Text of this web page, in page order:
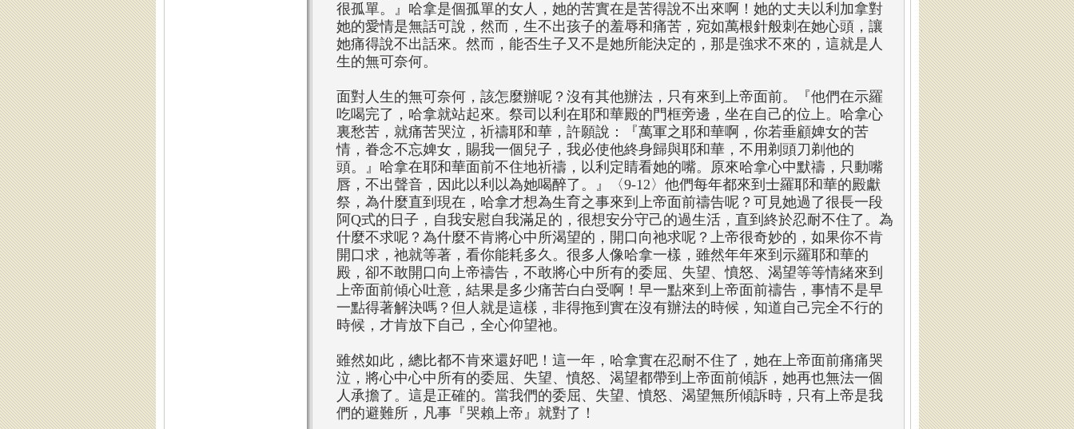
很孤單。』哈拿是個孤單的女人，她的苦實在是苦得說不出來啊！她的丈夫以利加拿對
她的愛情是無話可說，然而，生不出孩子的羞辱和痛苦，宛如萬根針般刺在她心頭，讓
她痛得說不出話來。然而，能否生子又不是她所能決定的，那是強求不來的，這就是人
生的無可奈何。
面對人生的無可奈何，該怎麼辦呢？沒有其他辦法，只有來到上帝面前。『他們在示羅
吃喝完了，哈拿就站起來。祭司以利在耶和華殿的門框旁邊，坐在自己的位上。哈拿心
裏愁苦，就痛苦哭泣，祈禱耶和華，許願說：『萬軍之耶和華啊，你若垂顧婢女的苦
情，眷念不忘婢女，賜我一個兒子，我必使他終身歸與耶和華，不用剃頭刀剃他的
頭。』哈拿在耶和華面前不住地祈禱，以利定睛看她的嘴。原來哈拿心中默禱，只動嘴
唇，不出聲音，因此以利以為她喝醉了。』〈9-12〉他們每年都來到士羅耶和華的殿獻
祭，為什麼直到現在，哈拿才想為生育之事來到上帝面前禱告呢？可見她過了很長一段
阿Q式的日子，自我安慰自我滿足的，很想安分守己的過生活，直到終於忍耐不住了。為
什麼不求呢？為什麼不肯將心中所渴望的，開口向祂求呢？上帝很奇妙的，如果你不肯
開口求，祂就等著，看你能耗多久。很多人像哈拿一樣，雖然年年來到示羅耶和華的
殿，卻不敢開口向上帝禱告，不敢將心中所有的委屈、失望、憤怒、渴望等等情緒來到
上帝面前傾心吐意，結果是多少痛苦白白受啊！早一點來到上帝面前禱告，事情不是早
一點得著解決嗎？但人就是這樣，非得拖到實在沒有辦法的時候，知道自己完全不行的
時候，才肯放下自己，全心仰望祂。
雖然如此，總比都不肯來還好吧！這一年，哈拿實在忍耐不住了，她在上帝面前痛痛哭
泣，將心中心中所有的委屈、失望、憤怒、渴望都帶到上帝面前傾訴，她再也無法一個
人承擔了。這是正確的。當我們的委屈、失望、憤怒、渴望無所傾訴時，只有上帝是我
們的避難所，凡事『哭賴上帝』就對了！